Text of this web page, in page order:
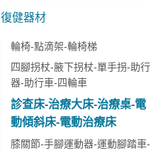
復健器材
輪椅-點滴架-輪椅梯
四腳拐杖-腋下拐杖-單手拐-助行
器-助行車-四輪車
診查床-治療大床-治療桌-電
動傾斜床-電動治療床
膝關節-手腳運動器-運動腳踏車-